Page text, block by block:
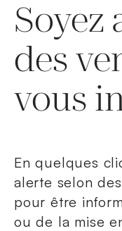
Soyez
des
vous
En quelques
alerte selon
pour être
ou de la mise